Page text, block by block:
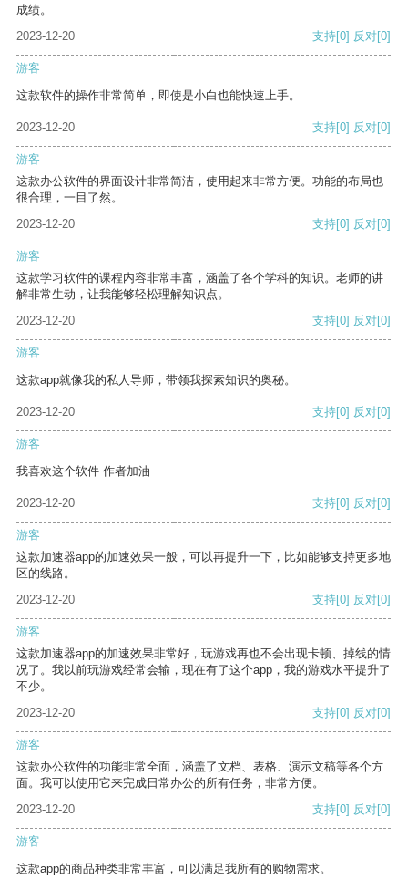
成绩。
2023-12-20
支持[0] 反对[0]
游客
这款软件的操作非常简单，即使是小白也能快速上手。
2023-12-20 支持[0] 反对[0]
游客
这款办公软件的界面设计非常简洁，使用起来非常方便。功能的布局也
很合理，一目了然。
2023-12-20
支持[0] 反对[0]
游客
这款学习软件的课程内容非常丰富，涵盖了各个学科的知识。老师的讲
解非常生动，让我能够轻松理解知识点。
2023-12-20
支持[0] 反对[0]
游客
这款app就像我的私人导师，带领我探索知识的奥秘。
2023-12-20 支持[0] 反对[0]
游客
我喜欢这个软件 作者加油
2023-12-20 支持[0] 反对[0]
游客
这款加速器app的加速效果一般，可以再提升一下，比如能够支持更多地
区的线路。
2023-12-20
支持[0] 反对[0]
游客
这款加速器app的加速效果非常好，玩游戏再也不会出现卡顿、掉线的情
况了。我以前玩游戏经常会输，现在有了这个app，我的游戏水平提升了
不少。
2023-12-20
支持[0] 反对[0]
游客
这款办公软件的功能非常全面，涵盖了文档、表格、演示文稿等各个方
面。我可以使用它来完成日常办公的所有任务，非常方便。
2023-12-20
支持[0] 反对[0]
游客
这款app的商品种类非常丰富，可以满足我所有的购物需求。